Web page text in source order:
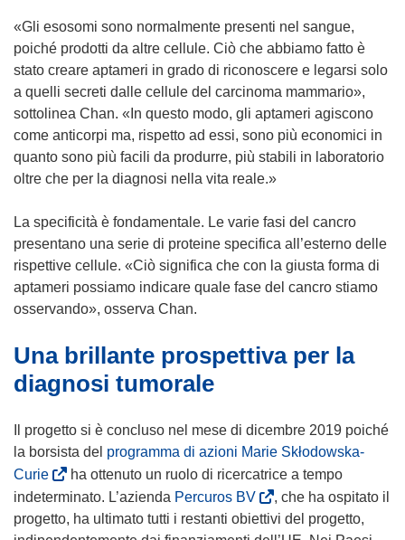
n
u
n
a
n
u
o
v
i
n
e
r
)
e
u
n
o
r
«Gli esosomi sono normalmente presenti nel sangue,
poiché prodotti da altre cellule. Ciò che abbiamo fatto è
stato creare aptameri in grado di riconoscere e legarsi solo
a quelli secreti dalle cellule del carcinoma mammario»,
sottolinea Chan. «In questo modo, gli aptameri agiscono
come anticorpi ma, rispetto ad essi, sono più economici in
quanto sono più facili da produrre, più stabili in laboratorio
oltre che per la diagnosi nella vita reale.»
La specificità è fondamentale. Le varie fasi del cancro
presentano una serie di proteine specifica all’esterno delle
rispettive cellule. «Ciò significa che con la giusta forma di
aptameri possiamo indicare quale fase del cancro stiamo
osservando», osserva Chan.
Una brillante prospettiva per la
diagnosi tumorale
Il progetto si è concluso nel mese di dicembre 2019 poiché
la borsista del programma di azioni Marie Skłodowska-
Curie(
s
i
ha ottenuto un ruolo di ricercatrice a tempo
indeterminato. L’azienda Percuros BV(
s
, che ha ospitato il
progetto, ha ultimato tutti i restanti obiettivi del progetto,